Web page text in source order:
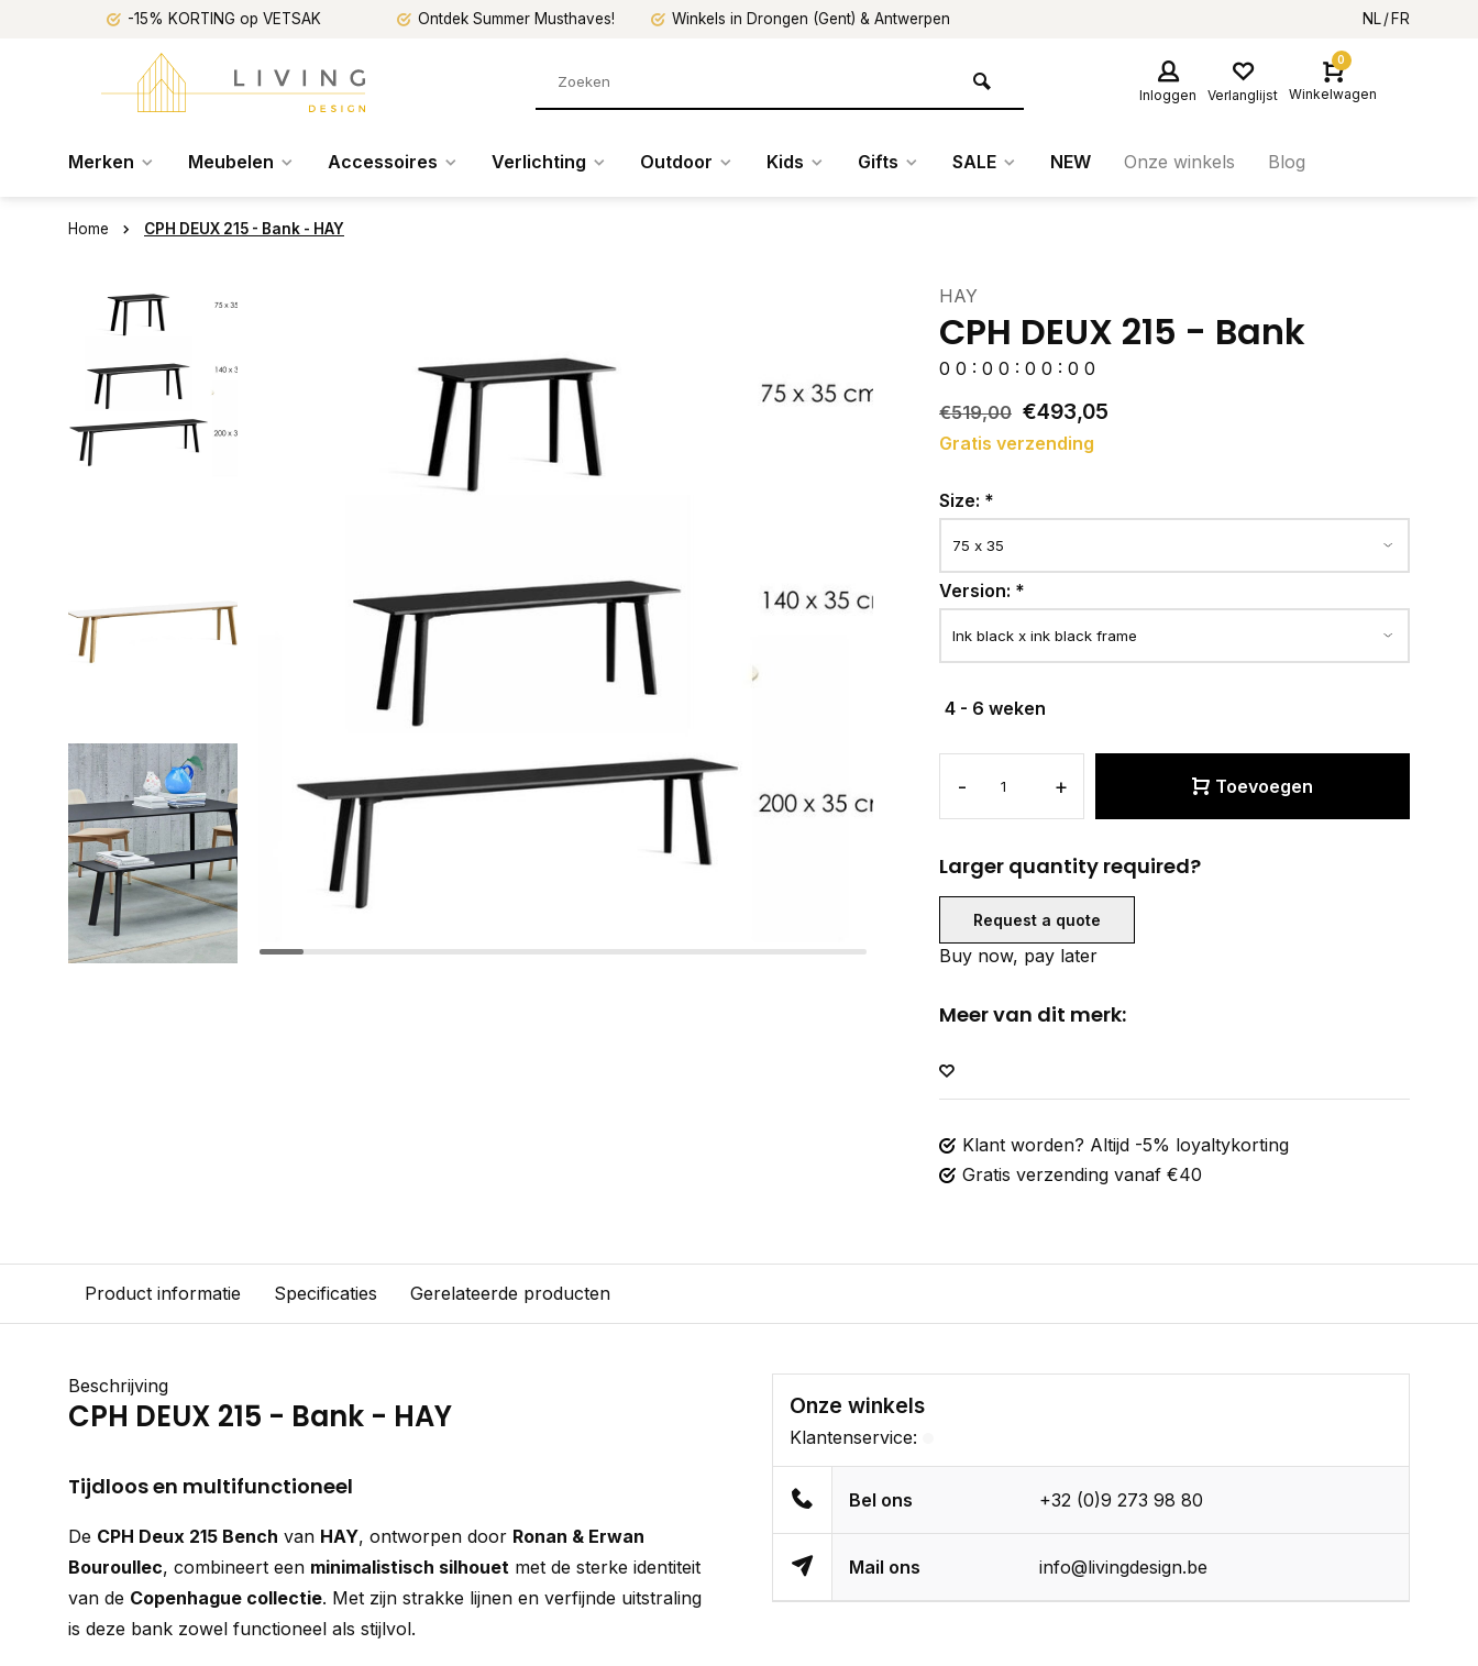
-15% KORTING op VETSAK Ontdek Summer Musthaves! Winkels in Drongen (Gent) & Antwerpen NL FR
Inloggen Verlanglijst
0
Winkelwagen
Merken Meubelen Accessoires Verlichting Outdoor Kids Gifts SALE NEW Onze winkels Blog
Home CPH DEUX 215 - Bank - HAY
HAY
CPH DEUX 215 - Bank
0 0 : 0 0 : 0 0 : 0 0
€519,00 €493,05
Gratis verzending
Size: *
Version: *
4 - 6 weken
- + Toevoegen
Larger quantity required?
Request a quote
Buy now, pay later
Meer van dit merk:
Klant worden? Altijd -5% loyaltykorting
Gratis verzending vanaf €40
Product informatie Specificaties Gerelateerde producten
Beschrijving
CPH DEUX 215 - Bank - HAY
Tijdloos en multifunctioneel
De CPH Deux 215 Bench van HAY, ontworpen door Ronan & Erwan
Bouroullec, combineert een minimalistisch silhouet met de sterke identiteit
van de Copenhague collectie. Met zijn strakke lijnen en verfijnde uitstraling
is deze bank zowel functioneel als stijlvol.
Onze winkels
Klantenservice:
Bel ons +32 (0)9 273 98 80
Mail ons info@livingdesign.be